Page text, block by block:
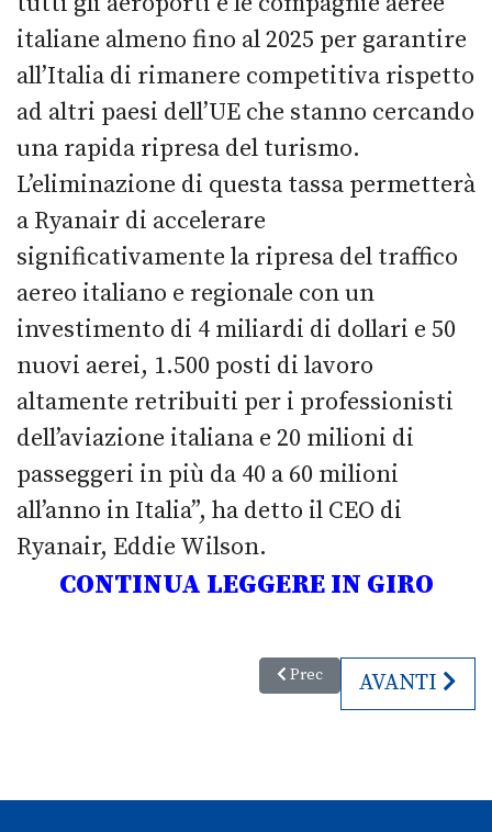
italiane almeno fino al 2025 per garantire
all’Italia di rimanere competitiva rispetto
ad altri paesi dell’UE che stanno cercando
una rapida ripresa del turismo.
L’eliminazione di questa tassa permetterà
a Ryanair di accelerare
significativamente la ripresa del traffico
aereo italiano e regionale con un
investimento di 4 miliardi di dollari e 50
nuovi aerei, 1.500 posti di lavoro
altamente retribuiti per i professionisti
dell’aviazione italiana e 20 milioni di
passeggeri in più da 40 a 60 milioni
all’anno in Italia”, ha detto il CEO di
Ryanair, Eddie Wilson.
CONTINUA LEGGERE IN GIRO
Articolo precedente: Italiani e
Prec ARTICOLO
AVANTI